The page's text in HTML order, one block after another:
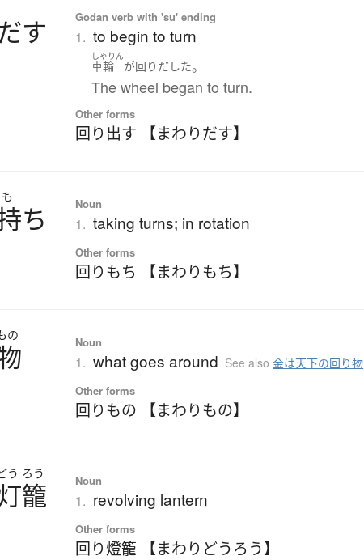
す Godan verb with 'su' ending
1. to begin to turn
しゃりん
車輪 が回りだした。
The wheel began to turn.
Other forms
回り出す 【まわりだす】
も
ち Noun
1. taking turns; in rotation
Other forms
回りもち 【まわりもち】
の Noun
1. what goes around See also金は天下の回り物
Other forms
回りもの 【まわりもの】
う ろう
籠 Noun
1. revolving lantern
Other forms
回り燈籠 【まわりどうろう】